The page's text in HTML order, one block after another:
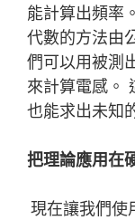
能計算出頻率
代數的方法由
們可以用被測
來計算電感。
也能求出未知
把理論應用在
現在讓我們使